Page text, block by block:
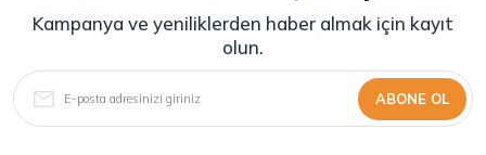
Kampanya ve yeniliklerden haber almak için kayıt
olun.
ABONE OL